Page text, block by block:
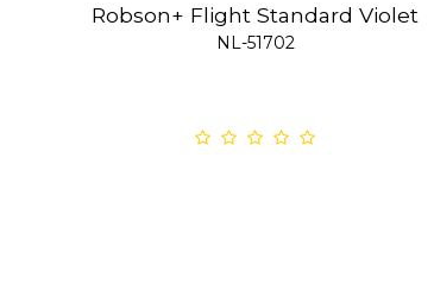
Robson+ Flight Standard Violet
NL-51702